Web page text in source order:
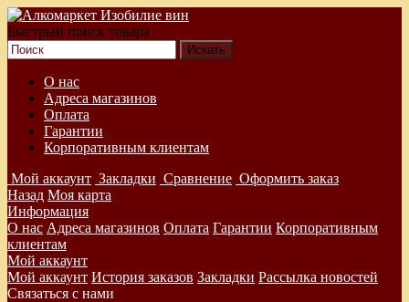
Быстрый поиск товара
О нас
Адреса магазинов
Оплата
Гарантии
Корпоративным клиентам
Мой аккаунт Закладки Сравнение Оформить заказ
Назад Моя карта
Информация
О нас Адреса магазинов Оплата Гарантии Корпоративным
клиентам
Мой аккаунт
Мой аккаунт История заказов Закладки Рассылка новостей
Связаться с нами